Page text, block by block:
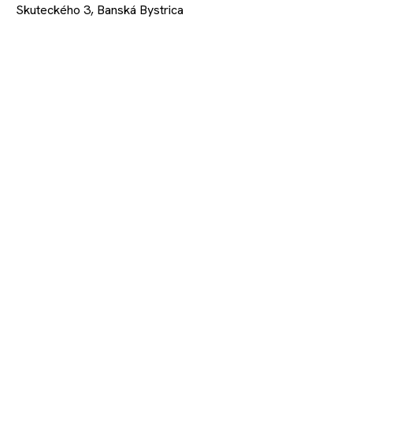
Skuteckého 3, Banská Bystrica